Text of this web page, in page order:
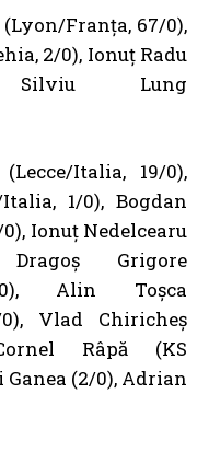
Franța, 67/0),
2/0), Ionuț Radu
Silviu Lung
Italia, 19/0),
1/0), Bogdan
Ionuț Nedelcearu
Grigore
0), Alin Toșca
0), Vlad Chiricheș
Râpă (KS
(2/0), Adrian